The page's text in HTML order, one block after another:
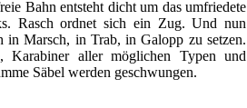
Bahn entsteht dicht um das umfriedete
Rasch ordnet sich ein Zug. Und nun
in Marsch, in Trab, in Galopp zu setzen.
Karabiner aller möglichen Typen und
Säbel werden geschwungen.